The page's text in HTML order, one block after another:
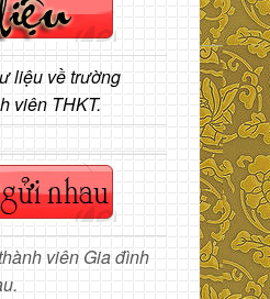
liệu về trường
viên THKT.
viên Gia đình